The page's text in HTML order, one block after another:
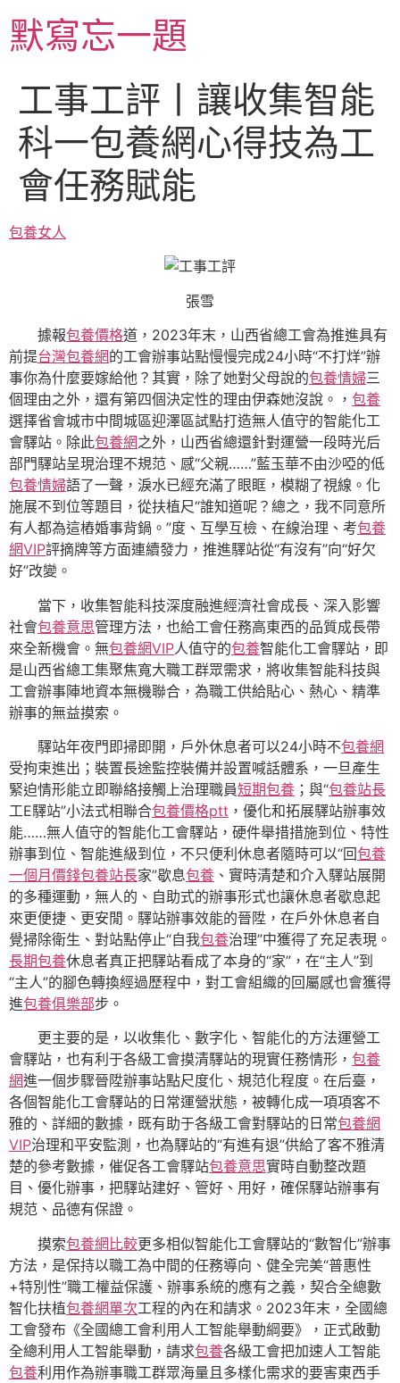
至
主默寫忘一題
工事工評丨讓收集智能
科一包養網心得技為工
會任務賦能
包養女人
張雪
據報包養價格道，2023年末，山西省總工會為推進具有
前提台灣包養網的工會辦事站點慢慢完成24小時“不打烊”辦
事你為什麼要嫁給他？其實，除了她對父母說的包養情婦三
個理由之外，還有第四個決定性的理由伊森她沒說。， 包養
選擇省會城市中間城區迎澤區試點打造無人值守的智能化工
會驛站。除此包養網之外，山西省總還針對運營一段時光后
部門驛站呈現治理不規范、感“父親……”藍玉華不由沙啞的低
包養情婦語了一聲，淚水已經充滿了眼眶，模糊了視線。化
施展不到位等題目，從扶植尺“誰知道呢？總之，我不同意所
有人都為這樁婚事背鍋。”度、互學互檢、在線治理、考包養
網VIP評摘牌等方面連續發力，推進驛站從“有沒有”向“好欠
好”改變。
當下，收集智能科技深度融進經濟社會成長、深入影響
社會包養意思管理方法，也給工會任務高東西的品質成長帶
來全新機會。無包養網VIP人值守的包養智能化工會驛站，即
是山西省總工集聚焦寬大職工群眾需求，將收集智能科技與
工會辦事陣地資本無機聯合，為職工供給貼心、熱心、精準
辦事的無益摸索。
驛站年夜門即掃即開，戶外休息者可以24小時不包養網
受拘束進出；裝置長途監控裝備并設置喊話體系，一旦產生
緊迫情形能立即聯絡接觸上治理職員短期包養 ；與“包養站長
工E驛站”小法式相聯合包養價格ptt ，優化和拓展驛站辦事效
能……無人值守的智能化工會驛站，硬件舉措措施到位、特性
辦事到位、智能進級到位，不只便利休息者隨時可以“回包養
一個月價錢包養站長家”歇息包養 、實時清楚和介入驛站展開
的多種運動，無人的、自助式的辦事形式也讓休息者歇息起
來更便捷、更安閒。驛站辦事效能的晉陞，在戶外休息者自
覺掃除衛生、對站點停止“自我包養治理”中獲得了充足表現。
長期包養休息者真正把驛站看成了本身的“家”，在“主人”到
“主人”的腳色轉換經過歷程中，對工會組織的回屬感也會獲得
進包養俱樂部步。
更主要的是，以收集化、數字化、智能化的方法運營工
會驛站，也有利于各級工會摸清驛站的現實任務情形， 包養
網進一個步驟晉陞辦事站點尺度化、規范化程度。在后臺，
各個智能化工會驛站的日常運營狀態，被轉化成一項項客不
雅的、詳細的數據，既有助于各級工會對驛站的日常包養網
VIP治理和平安監測，也為驛站的“有進有退”供給了客不雅清
楚的參考數據，催促各工會驛站包養意思實時自動整改題
目、優化辦事，把驛站建好、管好、用好，確保驛站辦事有
規范、品德有保證。
摸索包養網比較更多相似智能化工會驛站的“數智化”辦事
方法，是保持以職工為中間的任務導向、健全完美“普惠性
+特別性”職工權益保護、辦事系統的應有之義，契合全總數
智化扶植包養網單次工程的內在和請求。2023年末，全國總
工會發布《全國總工會利用人工智能舉動綱要》，正式啟動
全總利用人工智能舉動，請求包養各級工會把加速人工智能
包養利用作為辦事職工群眾海量且多樣化需求的要害東西手